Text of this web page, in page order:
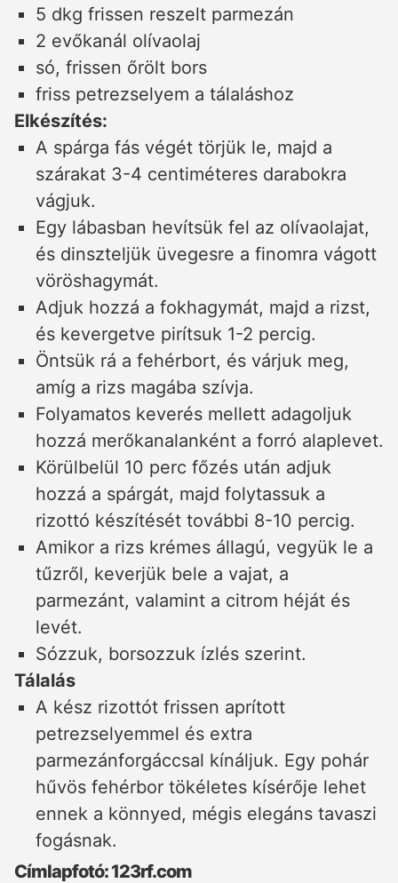
5 dkg frissen reszelt parmezán
2 evőkanál olívaolaj
só, frissen őrölt bors
friss petrezselyem a tálaláshoz
Elkészítés:
A spárga fás végét törjük le, majd a
szárakat 3-4 centiméteres darabokra
vágjuk.
Egy lábasban hevítsük fel az olívaolajat,
és dinszteljük üvegesre a finomra vágott
vöröshagymát.
Adjuk hozzá a fokhagymát, majd a rizst,
és kevergetve pirítsuk 1-2 percig.
Öntsük rá a fehérbort, és várjuk meg,
amíg a rizs magába szívja.
Folyamatos keverés mellett adagoljuk
hozzá merőkanalanként a forró alaplevet.
Körülbelül 10 perc főzés után adjuk
hozzá a spárgát, majd folytassuk a
rizottó készítését további 8-10 percig.
Amikor a rizs krémes állagú, vegyük le a
tűzről, keverjük bele a vajat, a
parmezánt, valamint a citrom héját és
levét.
Sózzuk, borsozzuk ízlés szerint.
Tálalás
A kész rizottót frissen aprított
petrezselyemmel és extra
parmezánforgáccsal kínáljuk. Egy pohár
hűvös fehérbor tökéletes kísérője lehet
ennek a könnyed, mégis elegáns tavaszi
fogásnak.
Címlapfotó: 123rf.com